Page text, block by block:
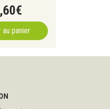
,60€
panier